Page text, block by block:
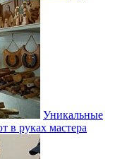
Уникальные
в руках мастера